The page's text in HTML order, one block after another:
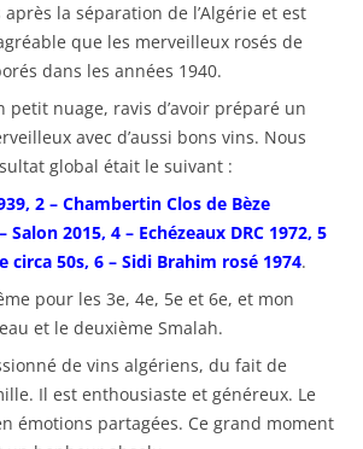
la séparation de l’Algérie et est
que les merveilleux rosés de
dans les années 1940.
petit nuage, ravis d’avoir préparé un
avec d’aussi bons vins. Nous
global était le suivant :
2 – Chambertin Clos de Bèze
Salon 2015, 4 – Echézeaux DRC 1972, 5
circa 50s, 6 – Sidi Brahim rosé 1974.
pour les 3e, 4e, 5e et 6e, et mon
et le deuxième Smalah.
de vins algériens, du fait de
Il est enthousiaste et généreux. Le
émotions partagées. Ce grand moment